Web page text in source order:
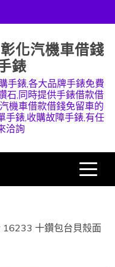
化汽機車借錢
錶
手錶,各大品牌手錶免費
石,同時提供手錶借款借
機車借款借錢免留車的
手錶,收購故障手錶,有任
洽詢
16233 十鑽包台貝殼面